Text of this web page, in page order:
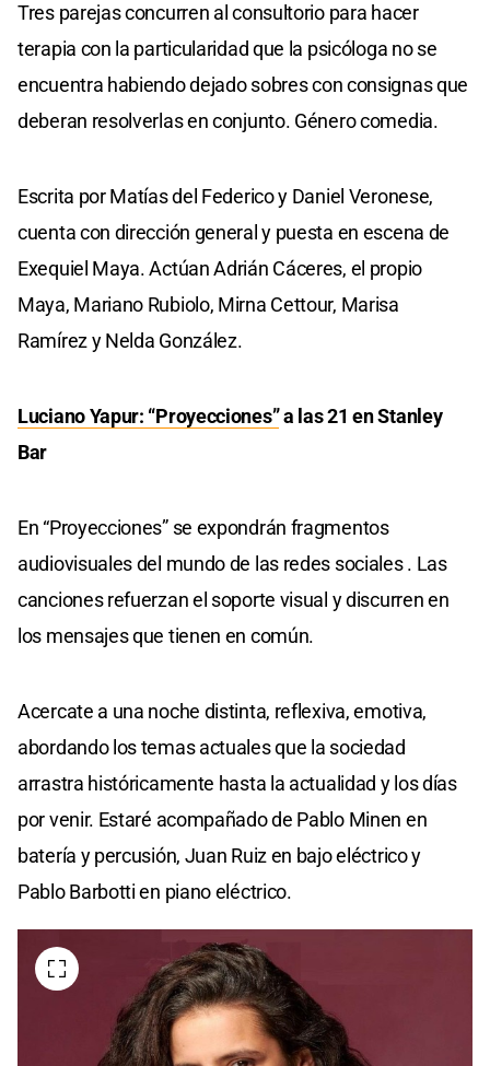
Tres parejas concurren al consultorio para hacer
terapia con la particularidad que la psicóloga no se
encuentra habiendo dejado sobres con consignas que
deberan resolverlas en conjunto. Género comedia.
Escrita por Matías del Federico y Daniel Veronese,
cuenta con dirección general y puesta en escena de
Exequiel Maya. Actúan Adrián Cáceres, el propio
Maya, Mariano Rubiolo, Mirna Cettour, Marisa
Ramírez y Nelda González.
Luciano Yapur: “Proyecciones”a las 21 en Stanley
Bar
En “Proyecciones” se expondrán fragmentos
audiovisuales del mundo de las redes sociales . Las
canciones refuerzan el soporte visual y discurren en
los mensajes que tienen en común.
Acercate a una noche distinta, reflexiva, emotiva,
abordando los temas actuales que la sociedad
arrastra históricamente hasta la actualidad y los días
por venir. Estaré acompañado de Pablo Minen en
batería y percusión, Juan Ruiz en bajo eléctrico y
Pablo Barbotti en piano eléctrico.